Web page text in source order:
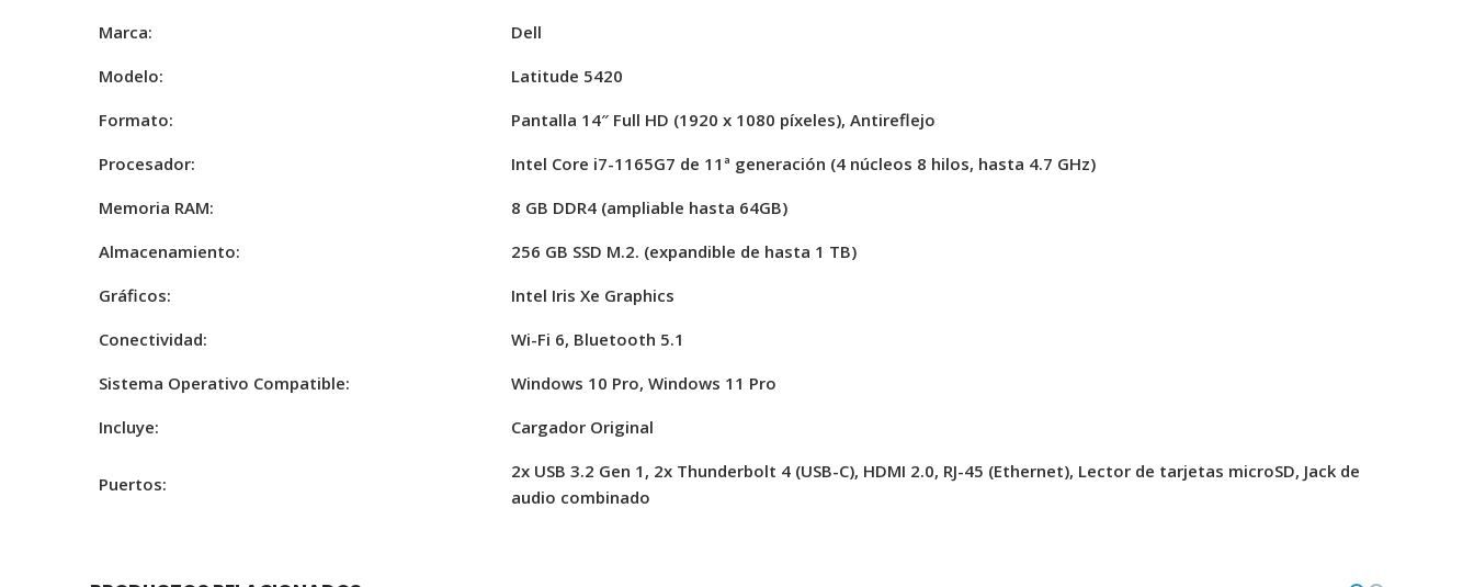
Marca:
Dell
Modelo:
Latitude 5420
Formato:
Pantalla 14″ Full HD (1920 x 1080 píxeles), Antireflejo
Procesador:
Intel Core i7-1165G7 de 11ª generación (4 núcleos 8 hilos, hasta 4.7 GHz)
Memoria RAM:
8 GB DDR4 (ampliable hasta 64GB)
Almacenamiento:
256 GB SSD M.2. (expandible de hasta 1 TB)
Gráficos:
Intel Iris Xe Graphics
Conectividad:
Wi-Fi 6, Bluetooth 5.1
Sistema Operativo Compatible:
Windows 10 Pro, Windows 11 Pro
Incluye:
Cargador Original
Puertos:
2x USB 3.2 Gen 1, 2x Thunderbolt 4 (USB-C), HDMI 2.0, RJ-45 (Ethernet), Lector de tarjetas microSD, Jack de
audio combinado